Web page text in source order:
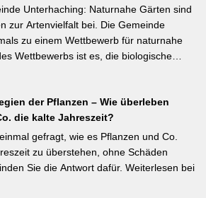
direkt ins Freiland noch problemlos
wässern, 5–6 cm tief setzen,
Mittelzehrer brauchen Stangenbohnen
eine moderierte Düngung
Wirkung für das nächste Gartenjahr.
Unterhaching: Naturnahe Gärten sind
zur Artenvielfalt bei. Die Gemeinde
zu einem Wettbewerb für naturnahe
Wettbewerbs ist es, die biologische
zu leisten. Warum? Entsiegelte
reduzieren Regenwasser besser zu
insgesamt lebenswerter zu
Gärten werden prämiert. Insgesamt drei
durch eine Expertenjury, bestehend
Unterhaching sowie des
der Pflanzen – Wie überleben
die kalte Jahreszeit?
gefragt, wie es Pflanzen und Co.
zu überstehen, ohne Schäden
Sie die Antwort dafür. Weiterlesen bei